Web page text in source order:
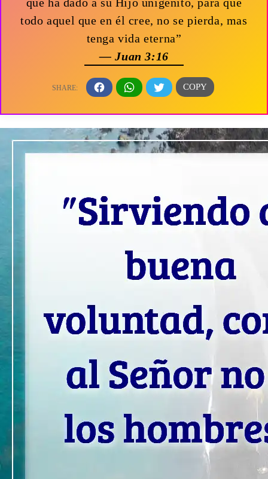
todo aquel que en él cree, no se pierda, mas
tenga vida eterna”
— Juan 3:16